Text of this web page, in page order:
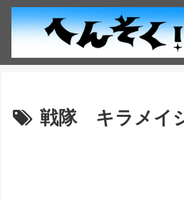
戦隊 キラメイ